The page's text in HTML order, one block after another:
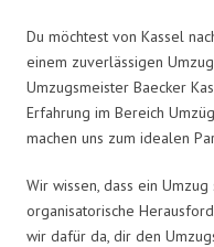
Du möchtest von Kassel
einem zuverlässigen
Umzugsmeister Baecker
Erfahrung im Bereich
machen uns zum idealen
Wir wissen, dass ein
organisatorische
wir dafür da, dir den